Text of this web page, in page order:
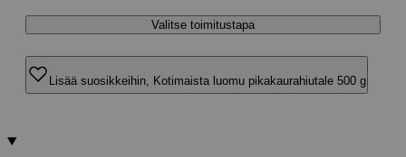
Valitse toimitustapa
Lisää suosikkeihin, Kotimaista luomu pikakaurahiutale 500 g